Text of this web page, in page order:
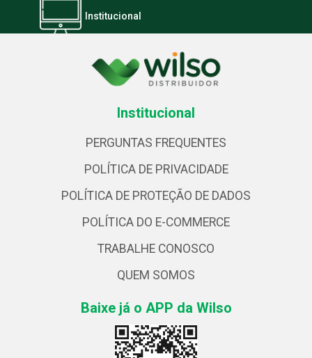
Institucional
Institucional
PERGUNTAS FREQUENTES
POLÍTICA DE PRIVACIDADE
POLÍTICA DE PROTEÇÃO DE DADOS
POLÍTICA DO E-COMMERCE
TRABALHE CONOSCO
QUEM SOMOS
Baixe já o APP da Wilso